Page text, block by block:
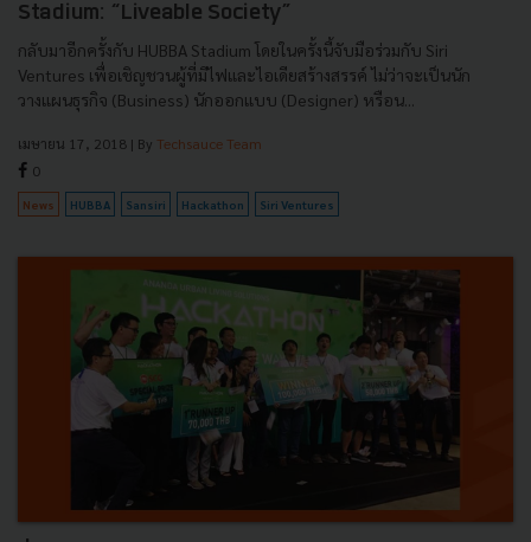
Stadium: “Liveable Society”
กลับมาอีกครั้งกับ HUBBA Stadium โดยในครั้งนี้จับมือร่วมกับ Siri
Ventures เพื่อเชิญชวนผู้ที่มีไฟและไอเดียสร้างสรรค์ ไม่ว่าจะเป็นนัก
วางแผนธุรกิจ (Business) นักออกแบบ (Designer) หรือน...
เมษายน 17, 2018 | By Techsauce Team
0
News HUBBA Sansiri Hackathon Siri Ventures